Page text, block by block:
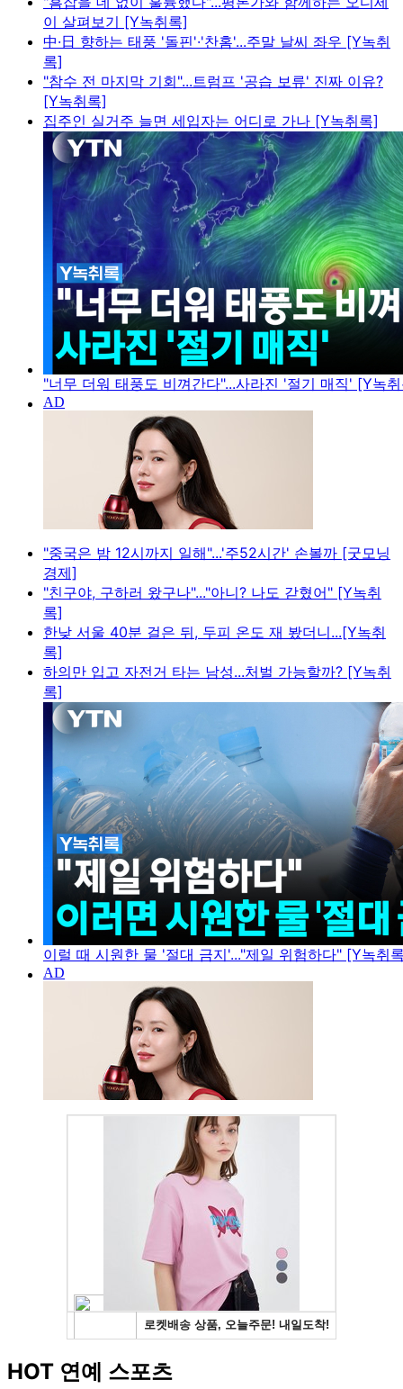
이 살펴보기 [Y녹취록]
中·日 향하는 태풍 '돌핀'·'찬홈'...주말 날씨 좌우 [Y녹취
록]
"참수 전 마지막 기회"...트럼프 '공습 보류' 진짜 이유?
[Y녹취록]
집주인 실거주 늘면 세입자는 어디로 가나 [Y녹취록]
"너무 더워 태풍도 비껴간다"...사라진 '절기 매직' [Y녹
"중국은 밤 12시까지 일해"...'주52시간' 손볼까 [굿모닝
경제]
"친구야, 구하러 왔구나"..."아니? 나도 갇혔어" [Y녹취
록]
한낮 서울 40분 걸은 뒤, 두피 온도 재 봤더니...[Y녹취
록]
하의만 입고 자전거 타는 남성...처벌 가능할까? [Y녹취
록]
이럴 때 시원한 물 '절대 금지'..."제일 위험하다" [Y녹취
HOT 연예 스포츠